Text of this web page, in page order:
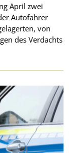
April zwei
Autofahrer
von
des Verdachts